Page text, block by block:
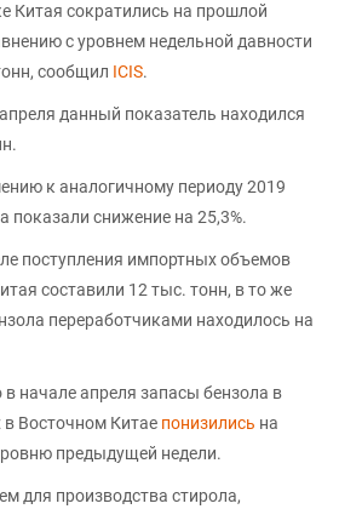
Китая сократились на прошлой
с уровнем недельной давности
сообщил ICIS.
данный показатель находился
к аналогичному периоду 2019
показали снижение на 25,3%.
поступления импортных объемов
составили 12 тыс. тонн, в то же
переработчиками находилось на
в начале апреля запасы бензола в
Восточном Китае понизились на
предыдущей недели.
для производства стирола,